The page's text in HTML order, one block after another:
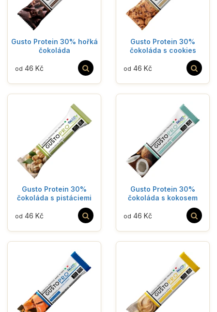
Gusto Protein 30% hořká
čokoláda
od 46 Kč
Gusto Protein 30%
čokoláda s cookies
od 46 Kč
Gusto Protein 30%
čokoláda s pistáciemi
od 46 Kč
Gusto Protein 30%
čokoláda s kokosem
od 46 Kč